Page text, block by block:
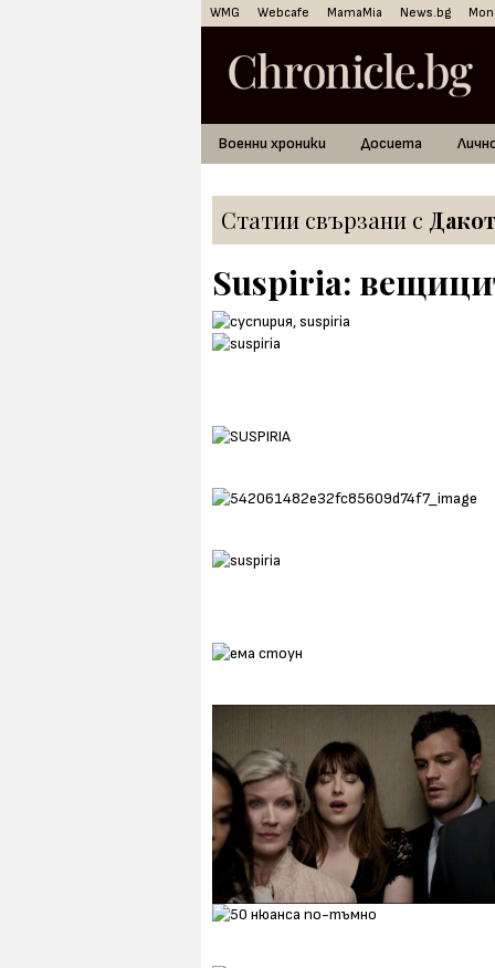
WMG Webcafe MamaMia News.bg
Военни хроники Досиета
Статии свързани с
Suspiria: